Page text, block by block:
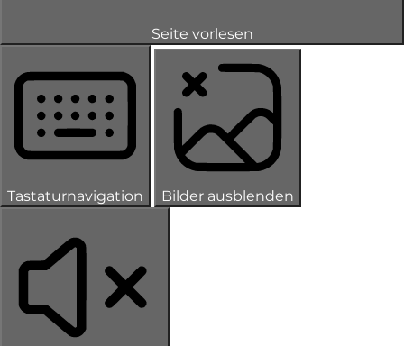
Seite vorlesen
Tastaturnavigation Bilder ausblenden